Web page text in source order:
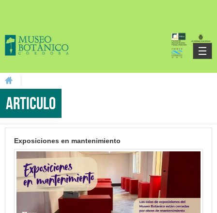
You are here
Articulo
Exposiciones en mantenimiento